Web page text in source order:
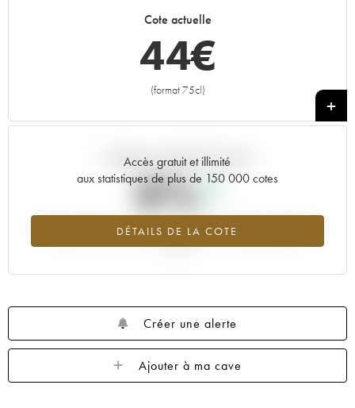
Cote actuelle
44€
(format 75cl)
+
Accès gratuit et illimité
aux statistiques de plus de 150 000 cotes
DÉTAILS DE LA COTE
Tendance actuelle de la cote
0%
Tendance à la hausse du millésime 2014 en 2026 par rapport à
Créer une alerte
Ajouter à ma cave